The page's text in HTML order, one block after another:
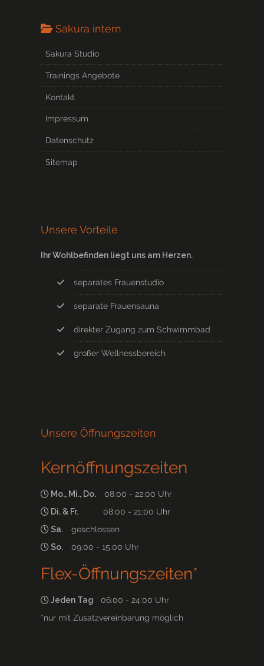
Sakura intern
Sakura Studio
Trainings Angebote
Kontakt
Impressum
Datenschutz
Sitemap
Unsere Vorteile
Ihr Wohlbefinden liegt uns am Herzen.
separates Frauenstudio
separate Frauensauna
direkter Zugang zum Schwimmbad
großer Wellnessbereich
Unsere Öffnungszeiten
Kernöffnungszeiten
Mo., Mi., Do.
08:00 - 22:00 Uhr
Di. & Fr.
08:00 - 21:00 Uhr
Sa.
geschlossen
So.
09:00 - 15:00 Uhr
Flex-Öffnungszeiten*
Jeden Tag 06:00 - 24:00 Uhr
*nur mit Zusatzvereinbarung möglich